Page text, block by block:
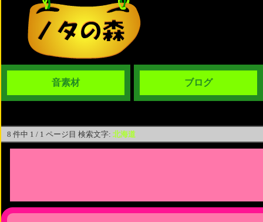
音素材 ブログ
8 件中 1 / 1 ページ目 検索文字: 北海道